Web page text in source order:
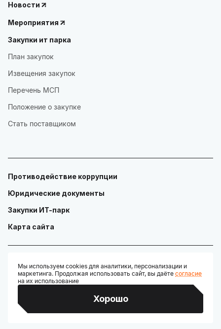
Новости
Мероприятия
Закупки ит парка
План закупок
Извещения закупок
Перечень МСП
Положение о закупке
Стать поставщиком
Противодействие коррупции
Юридические документы
Закупки ИТ-парк
Карта сайта
© ГАУ "Технопарк в сфере высоких технологий «ИТ-парк»"
Разработано:
Credits: Google Fonts, Material Symbols
Мы используем cookies для аналитики, персонализации и
маркетинга. Продолжая использовать сайт, вы даёте согласие
на их использование
Хорошо